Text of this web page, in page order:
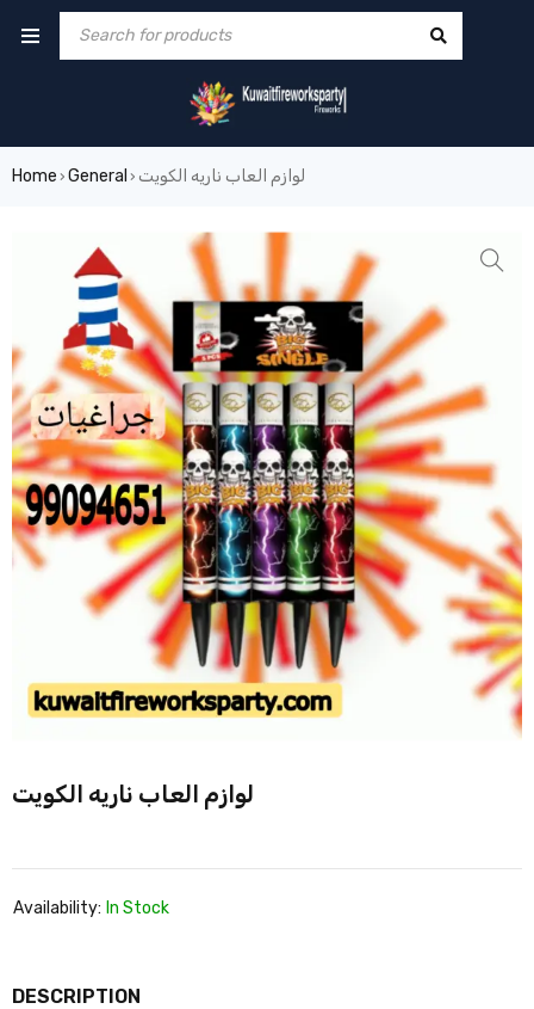
Home › General › لوازم العاب ناريه الكويت
لوازم العاب ناريه الكويت
Availability: In Stock
DESCRIPTION